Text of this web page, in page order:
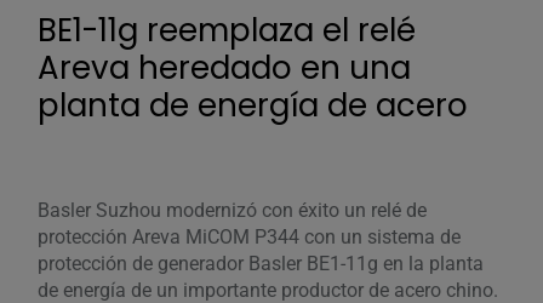
BE1-11g reemplaza el relé
Areva heredado en una
planta de energía de acero
Basler Suzhou modernizó con éxito un relé de
protección Areva MiCOM P344 con un sistema de
protección de generador Basler BE1-11g en la planta
de energía de un importante productor de acero chino.